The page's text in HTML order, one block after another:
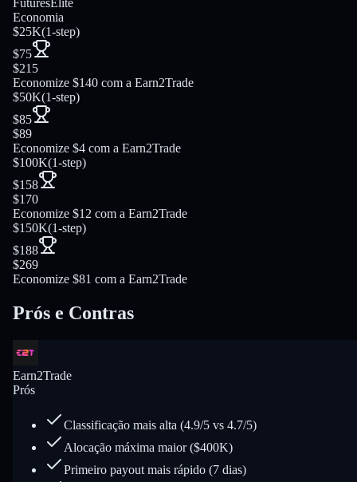
FuturesElite
Economia
$25K(1-step)
$75
$215
Economize $140 com a Earn2Trade
$50K(1-step)
$85
$89
Economize $4 com a Earn2Trade
$100K(1-step)
$158
$170
Economize $12 com a Earn2Trade
$150K(1-step)
$188
$269
Economize $81 com a Earn2Trade
Prós e Contras
Earn2Trade
Prós
Classificação mais alta (4.9/5 vs 4.7/5)
Alocação máxima maior ($400K)
Primeiro payout mais rápido (7 dias)